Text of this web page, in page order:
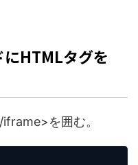
HTMLタグを
を囲む。